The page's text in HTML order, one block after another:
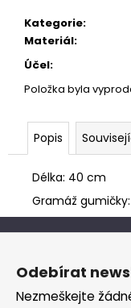
Kategorie:
Materiál:
Účel:
Položka byla
Popis
Délka: 40 cm
Gramáž
Z
Odebírat
Nezmeškejte